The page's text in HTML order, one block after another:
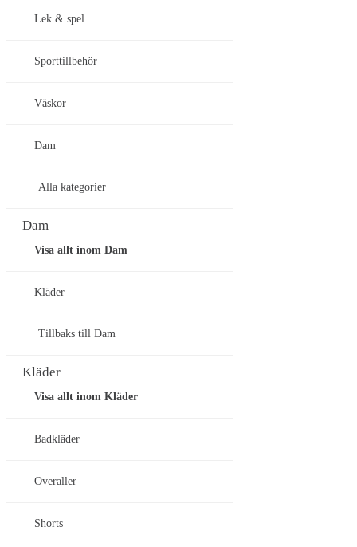
Lek & spel
Sporttillbehör
Väskor
Dam
Alla kategorier
Dam
Visa allt inom Dam
Kläder
Tillbaks till Dam
Kläder
Visa allt inom Kläder
Badkläder
Overaller
Shorts